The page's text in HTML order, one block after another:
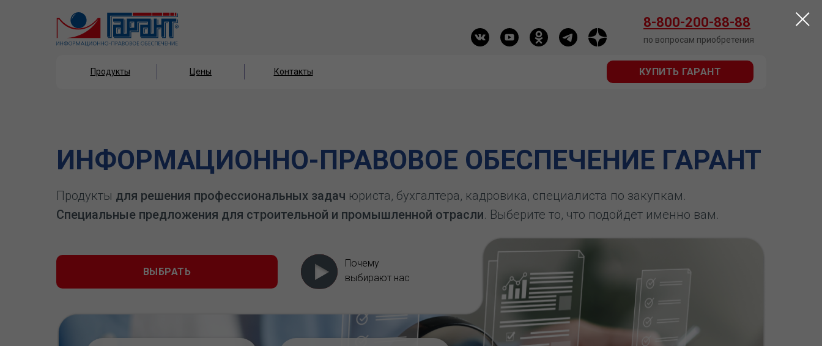
Продукты Цены Контакты
8-800-200-88-88
по вопросам приобретения
КУПИТЬ ГАРАНТ
Продукты КУПИТЬ ГАРАНТ
ИНФОРМАЦИОННО-ПРАВОВОЕ ОБЕСПЕЧЕНИЕ ГАРАНТ
Продукты для решения профессиональных задач юриста, бухгалтера, кадровика, специалиста по закупкам.
Специальные предложения для строительной и промышленной отрасли. Выберите то, что подойдет именно вам.
ВЫБРАТЬ
Почему
выбирают нас